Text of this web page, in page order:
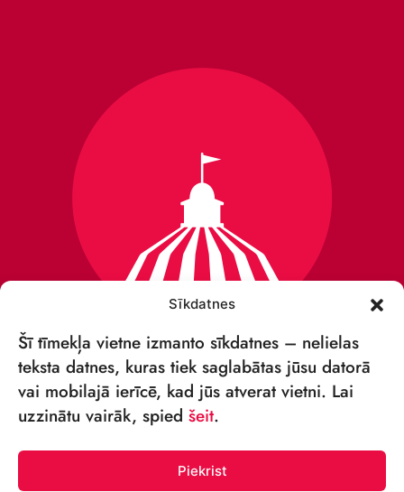
Sīkdatnes
Šī tīmekļa vietne izmanto sīkdatnes – nelielas
teksta datnes, kuras tiek saglabātas jūsu datorā
vai mobilajā ierīcē, kad jūs atverat vietni. Lai
uzzinātu vairāk, spied šeit.
Piekrist
VSIA „RĪGAS CIRKS”
Merķeļa iela 4,
Rīga, LV-1050, Latvija